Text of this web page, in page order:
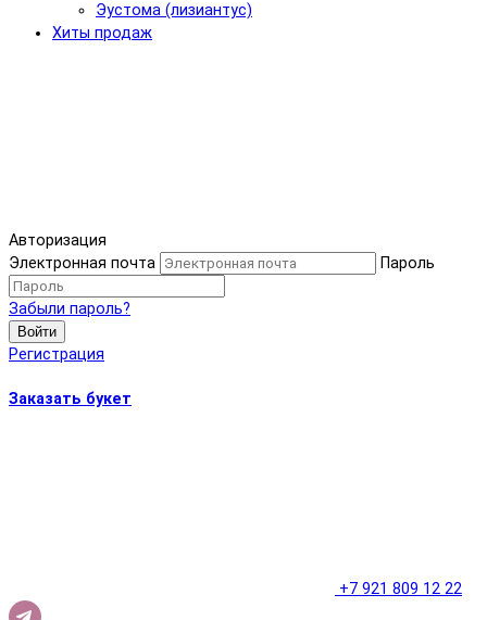
Эустома (лизиантус)
Хиты продаж
Авторизация
Электронная почта
Пароль
Забыли пароль?
Войти
Регистрация
Заказать букет
+7 921 809 12 22